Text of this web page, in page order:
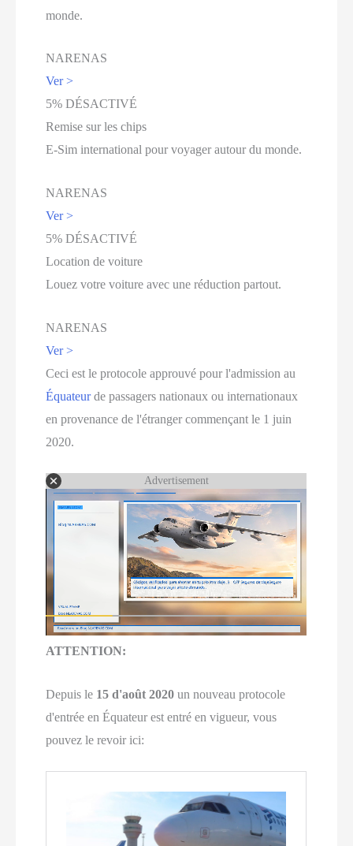
monde.
NARENAS
Ver >
5% DÉSACTIVÉ
Remise sur les chips
E-Sim international pour voyager autour du monde.
NARENAS
Ver >
5% DÉSACTIVÉ
Location de voiture
Louez votre voiture avec une réduction partout.
NARENAS
Ver >
Ceci est le protocole approuvé pour l'admission au
Équateurde passagers nationaux ou internationaux
en provenance de l'étranger commençant le 1 juin
2020.
Advertisement
ATTENTION:
Depuis le 15 d'août 2020 un nouveau protocole
d'entrée en Équateur est entré en vigueur, vous
pouvez le revoir ici: